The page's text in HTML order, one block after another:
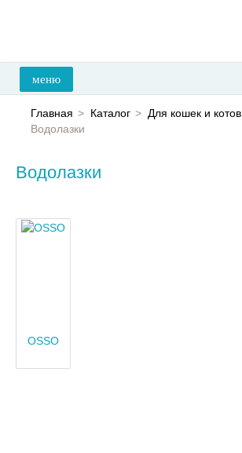
меню
Главная
Контакты
Главная Каталог Для кошек и котов
Водолазки
Водолазки
OSSO